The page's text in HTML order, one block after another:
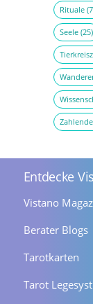
Rituale
Seele(25)
Entdecke
Vistano
Berater Blogs
Tarotkarten
Tarot